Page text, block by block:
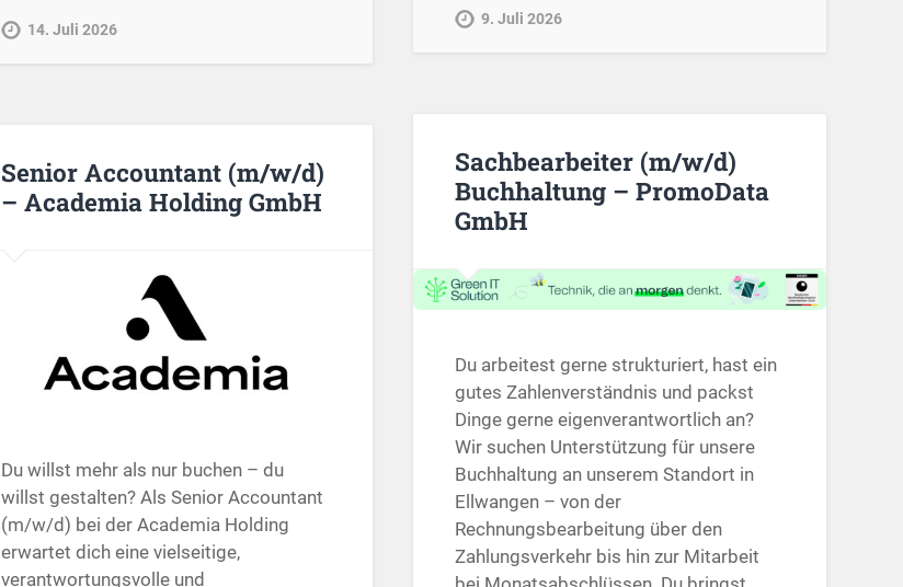
14. Juli 2026
9. Juli 2026
Sachbearbeiter (m/w/d)
Buchhaltung – PromoData
GmbH
Du arbeitest gerne strukturiert, hast ein
gutes Zahlenverständnis und packst
Dinge gerne eigenverantwortlich an?
Wir suchen Unterstützung für unsere
Buchhaltung an unserem Standort in
Ellwangen – von der
Rechnungsbearbeitung über den
Zahlungsverkehr bis hin zur Mitarbeit
Senior Accountant (m/w/d)
– Academia Holding GmbH
Du willst mehr als nur buchen – du
willst gestalten? Als Senior Accountant
(m/w/d) bei der Academia Holding
erwartet dich eine vielseitige,
verantwortungsvolle und